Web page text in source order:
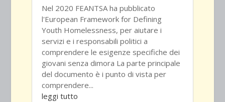
Nel 2020 FEANTSA ha pubblicato
l'European Framework for Defining
Youth Homelessness, per aiutare i
servizi e i responsabili politici a
comprendere le esigenze specifiche dei
giovani senza dimora La parte principale
del documento è i punto di vista per
comprendere...
leggi tutto